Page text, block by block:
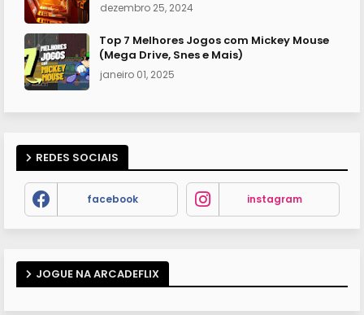
dezembro 25, 2024
Top 7 Melhores Jogos com Mickey Mouse
(Mega Drive, Snes e Mais)
janeiro 01, 2025
REDES SOCIAIS
facebook instagram
JOGUE NA ARCADEFLIX